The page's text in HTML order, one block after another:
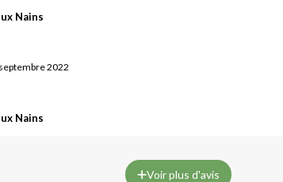
Nains
2022
Nains
Voir plus d'avis